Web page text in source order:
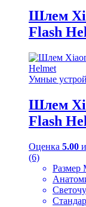
Шлем
Flash
Умные
Шлем
Flash
Оценка 5.00
(6)
Размер